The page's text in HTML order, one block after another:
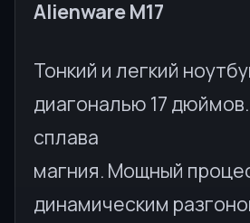
Alienware M17
Тонкий и легкий
диагональю 17
сплава
магния. Мощный
динамическим